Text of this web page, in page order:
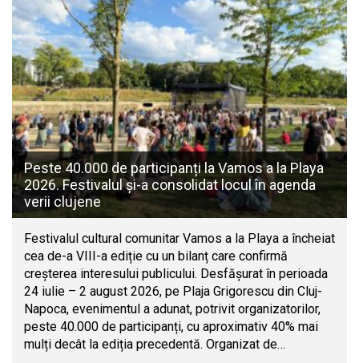
Peste 40.000 de participanți la Vamos a la Playa
2026. Festivalul și-a consolidat locul în agenda
verii clujene
Festivalul cultural comunitar Vamos a la Playa a încheiat
cea de-a VIII-a ediție cu un bilanț care confirmă
creșterea interesului publicului. Desfășurat în perioada
24 iulie – 2 august 2026, pe Plaja Grigorescu din Cluj-
Napoca, evenimentul a adunat, potrivit organizatorilor,
peste 40.000 de participanți, cu aproximativ 40% mai
mulți decât la ediția precedentă. Organizat de…